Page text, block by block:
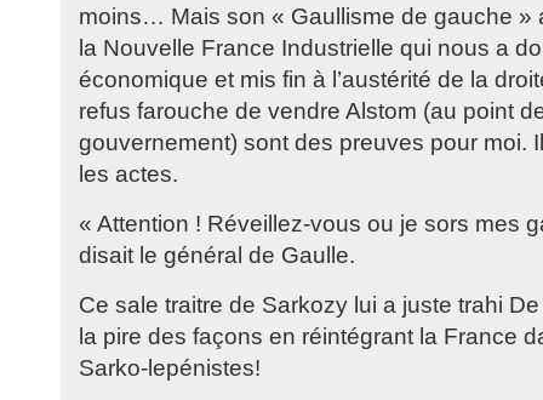
moins… Mais son « Gaullisme de gauche »
la Nouvelle France Industrielle qui nous a
économique et mis fin à l’austérité de la
refus farouche de vendre Alstom (au point
gouvernement) sont des preuves pour moi.
les actes.
« Attention ! Réveillez-vous ou je sors mes
disait le général de Gaulle.
Ce sale traitre de Sarkozy lui a juste trahi
la pire des façons en réintégrant la France
Sarko-lepénistes!